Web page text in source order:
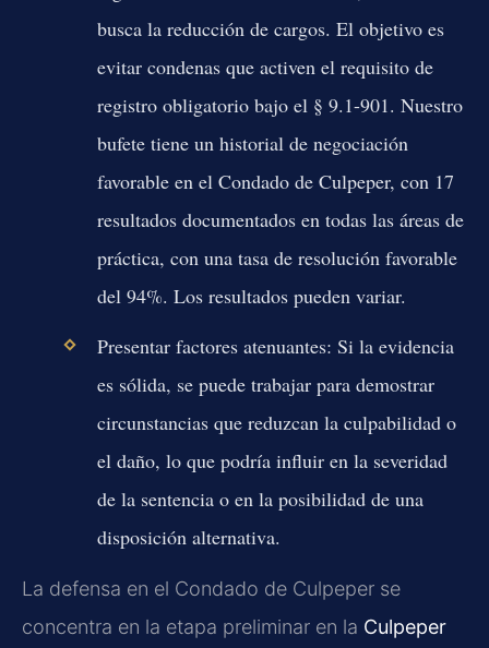
busca la reducción de cargos. El objetivo es
evitar condenas que activen el requisito de
registro obligatorio bajo el § 9.1-901. Nuestro
bufete tiene un historial de negociación
favorable en el Condado de Culpeper, con 17
resultados documentados en todas las áreas de
práctica, con una tasa de resolución favorable
del 94%. Los resultados pueden variar.
Presentar factores atenuantes: Si la evidencia
es sólida, se puede trabajar para demostrar
circunstancias que reduzcan la culpabilidad o
el daño, lo que podría influir en la severidad
de la sentencia o en la posibilidad de una
disposición alternativa.
La defensa en el Condado de Culpeper se
concentra en la etapa preliminar en la Culpeper